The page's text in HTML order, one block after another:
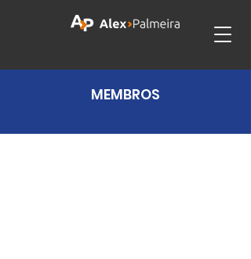
MEMBROS